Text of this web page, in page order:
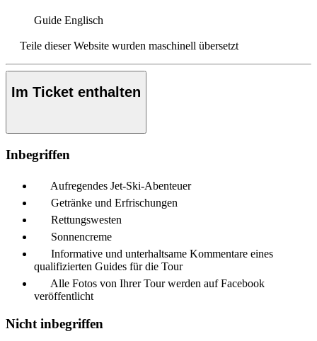
Guide Englisch
Teile dieser Website wurden maschinell übersetzt
Im Ticket enthalten
Inbegriffen
Aufregendes Jet-Ski-Abenteuer
Getränke und Erfrischungen
Rettungswesten
Sonnencreme
Informative und unterhaltsame Kommentare eines
qualifizierten Guides für die Tour
Alle Fotos von Ihrer Tour werden auf Facebook
veröffentlicht
Nicht inbegriffen